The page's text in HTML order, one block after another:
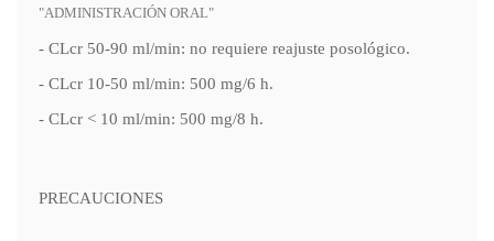
"ADMINISTRACIÓN ORAL"
- CLcr 50-90 ml/min: no requiere reajuste posológico.
- CLcr 10-50 ml/min: 500 mg/6 h.
- CLcr < 10 ml/min: 500 mg/8 h.
PRECAUCIONES